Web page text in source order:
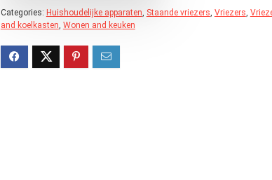
Categories: Huishoudelijke apparaten, Staande vriezers, Vriezers,
and koelkasten, Wonen and keuken